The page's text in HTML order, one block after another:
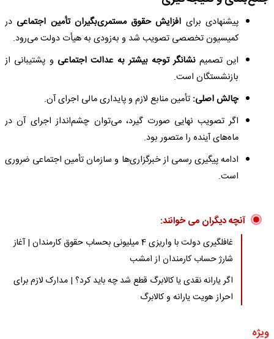
پیشنهادی برای افزایش حقوق مستمری‌بگیران تأمین اجتماعی در
کمیسیون تخصصی تصویب شد و به‌زودی به هیأت دولت می‌رود.
این تصمیمنشانگر توجه بیشتر به عدالت اجتماعی و پشتیبانی از
بازنشستگان است.
چالش اصلی: تأمین منابع لازم و پایداری مالی اجرای آن.
اگر تصویب نهایی صورت گیرد، می‌توان چشم‌انداز اجرای آن در
ماه‌های آینده را متصور بود.
ادامه پیگیری رسمی از خبرگزاری‌ها و سازمان تأمین اجتماعی ضروری
است.
آنچه دیگران می خوانند:
غافلگیری دولت با واریزی 4 میلیونی بحساب حقوق کارمندان | آغاز
شارژ حساب کارمندان از امشب
اگر یارانه نقدی یا کالابرگ قطع شد چه باید کرد؟ | مدارک لازم برای
احراز هویت یارانه و کالابرگ
ویژه